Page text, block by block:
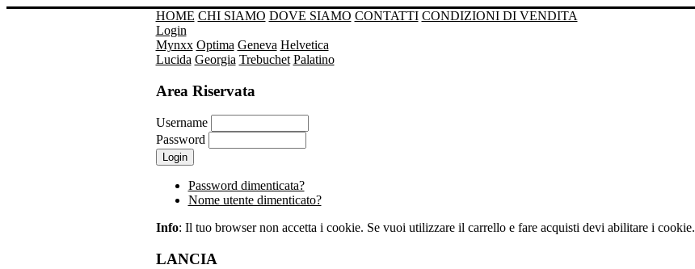
HOME CHI SIAMO DOVE SIAMO CONTATTI CONDIZIONI DI VENDITA
Login
Mynxx Optima Geneva Helvetica
Lucida Georgia Trebuchet Palatino
Area Riservata
Username
Password
Password dimenticata?
Nome utente dimenticato?
Info: Il tuo browser non accetta i cookie. Se vuoi utilizzare il carrello e fare acquisti devi abilitare i cookie.
LANCIA